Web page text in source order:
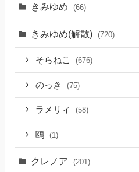
きみゆめ (66)
きみゆめ(解散) (720)
そらねこ (676)
のっき (75)
ラメリィ (58)
鴎 (1)
クレノア (201)